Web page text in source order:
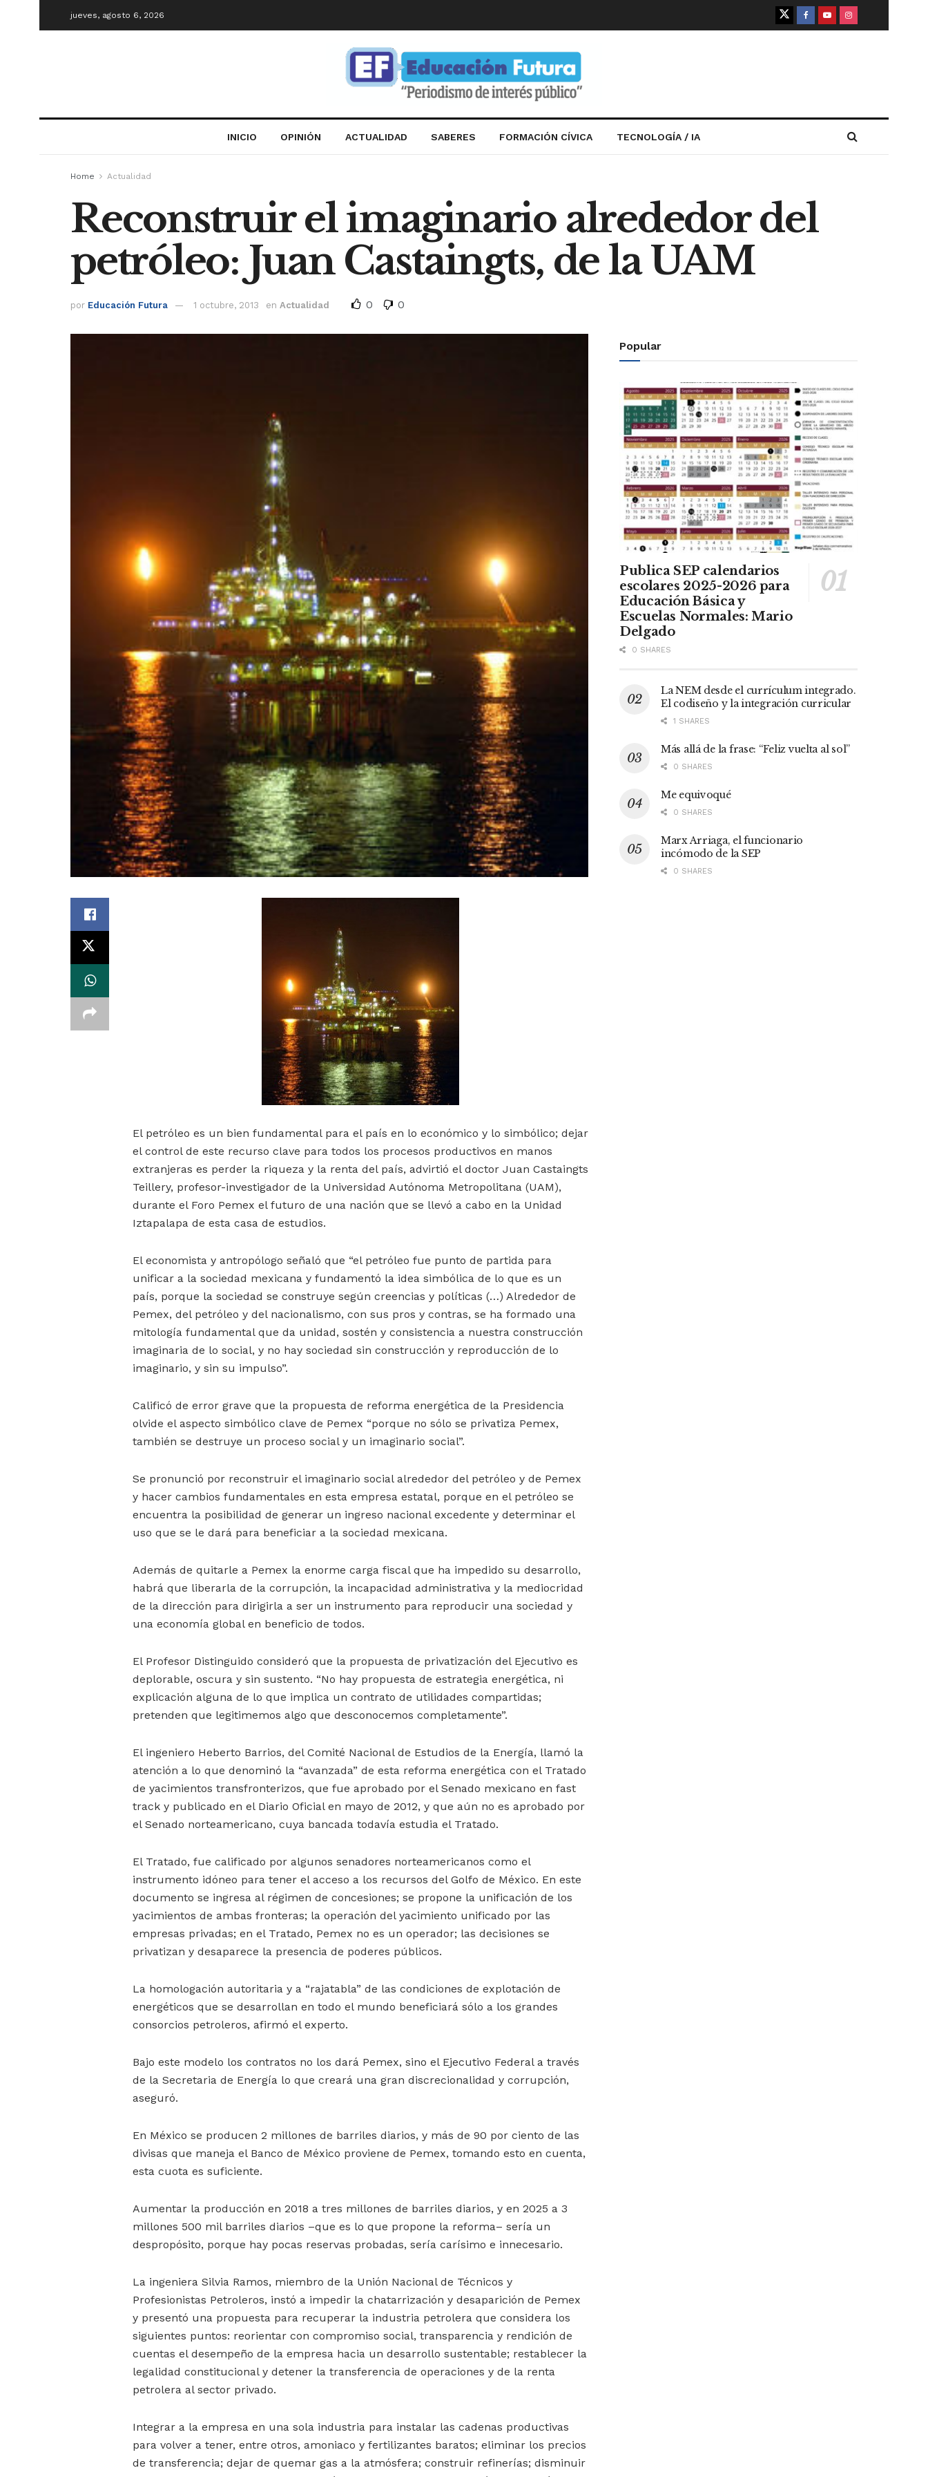
jueves, agosto 6, 2026
INICIO OPINIÓN ACTUALIDAD SABERES FORMACIÓN CÍVICA TECNOLOGÍA / IA
Home Actualidad
Reconstruir el imaginario alrededor del
petróleo: Juan Castaingts, de la UAM
por Educación Futura 1 octubre, 2013 en Actualidad 0 0
El petróleo es un bien fundamental para el país en lo económico y lo simbólico; dejar
el control de este recurso clave para todos los procesos productivos en manos
extranjeras es perder la riqueza y la renta del país, advirtió el doctor Juan Castaingts
Teillery, profesor-investigador de la Universidad Autónoma Metropolitana (UAM),
durante el Foro Pemex el futuro de una nación que se llevó a cabo en la Unidad
Iztapalapa de esta casa de estudios.
El economista y antropólogo señaló que “el petróleo fue punto de partida para
unificar a la sociedad mexicana y fundamentó la idea simbólica de lo que es un
país, porque la sociedad se construye según creencias y políticas (…) Alrededor de
Pemex, del petróleo y del nacionalismo, con sus pros y contras, se ha formado una
mitología fundamental que da unidad, sostén y consistencia a nuestra construcción
imaginaria de lo social, y no hay sociedad sin construcción y reproducción de lo
imaginario, y sin su impulso”.
Calificó de error grave que la propuesta de reforma energética de la Presidencia
olvide el aspecto simbólico clave de Pemex “porque no sólo se privatiza Pemex,
también se destruye un proceso social y un imaginario social”.
Se pronunció por reconstruir el imaginario social alrededor del petróleo y de Pemex
y hacer cambios fundamentales en esta empresa estatal, porque en el petróleo se
encuentra la posibilidad de generar un ingreso nacional excedente y determinar el
uso que se le dará para beneficiar a la sociedad mexicana.
Además de quitarle a Pemex la enorme carga fiscal que ha impedido su desarrollo,
habrá que liberarla de la corrupción, la incapacidad administrativa y la mediocridad
de la dirección para dirigirla a ser un instrumento para reproducir una sociedad y
una economía global en beneficio de todos.
El Profesor Distinguido consideró que la propuesta de privatización del Ejecutivo es
deplorable, oscura y sin sustento. “No hay propuesta de estrategia energética, ni
explicación alguna de lo que implica un contrato de utilidades compartidas;
pretenden que legitimemos algo que desconocemos completamente”.
El ingeniero Heberto Barrios, del Comité Nacional de Estudios de la Energía, llamó la
atención a lo que denominó la “avanzada” de esta reforma energética con el Tratado
de yacimientos transfronterizos, que fue aprobado por el Senado mexicano en fast
track y publicado en el Diario Oficial en mayo de 2012, y que aún no es aprobado por
el Senado norteamericano, cuya bancada todavía estudia el Tratado.
El Tratado, fue calificado por algunos senadores norteamericanos como el
instrumento idóneo para tener el acceso a los recursos del Golfo de México. En este
documento se ingresa al régimen de concesiones; se propone la unificación de los
yacimientos de ambas fronteras; la operación del yacimiento unificado por las
empresas privadas; en el Tratado, Pemex no es un operador; las decisiones se
privatizan y desaparece la presencia de poderes públicos.
La homologación autoritaria y a “rajatabla” de las condiciones de explotación de
energéticos que se desarrollan en todo el mundo beneficiará sólo a los grandes
consorcios petroleros, afirmó el experto.
Bajo este modelo los contratos no los dará Pemex, sino el Ejecutivo Federal a través
de la Secretaria de Energía lo que creará una gran discrecionalidad y corrupción,
aseguró.
En México se producen 2 millones de barriles diarios, y más de 90 por ciento de las
divisas que maneja el Banco de México proviene de Pemex, tomando esto en cuenta,
esta cuota es suficiente.
Aumentar la producción en 2018 a tres millones de barriles diarios, y en 2025 a 3
millones 500 mil barriles diarios –que es lo que propone la reforma– sería un
despropósito, porque hay pocas reservas probadas, sería carísimo e innecesario.
La ingeniera Silvia Ramos, miembro de la Unión Nacional de Técnicos y
Profesionistas Petroleros, instó a impedir la chatarrización y desaparición de Pemex
y presentó una propuesta para recuperar la industria petrolera que considera los
siguientes puntos: reorientar con compromiso social, transparencia y rendición de
cuentas el desempeño de la empresa hacia un desarrollo sustentable; restablecer la
legalidad constitucional y detener la transferencia de operaciones y de la renta
petrolera al sector privado.
Integrar a la empresa en una sola industria para instalar las cadenas productivas
para volver a tener, entre otros, amoniaco y fertilizantes baratos; eliminar los precios
de transferencia; dejar de quemar gas a la atmósfera; construir refinerías; disminuir
Popular
Publica SEP calendarios
escolares 2025-2026 para
Educación Básica y
Escuelas Normales: Mario
Delgado
0 SHARES
La NEM desde el currículum integrado.
El codiseño y la integración curricular
1 SHARES
Más allá de la frase: “Feliz vuelta al sol”
0 SHARES
Me equivoqué
0 SHARES
Marx Arriaga, el funcionario
incómodo de la SEP
0 SHARES